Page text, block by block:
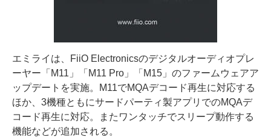
エミライは、FiiO Electronicsのデジタルオーディオプレ
ーヤー「M11」「M11 Pro」「M15」のファームウェアア
ップデートを実施。M11でMQAデコード再生に対応する
ほか、3機種ともにサードパーティ製アプリでのMQAデ
コード再生に対応。またワンタッチでスリープ動作する
機能などが追加される。